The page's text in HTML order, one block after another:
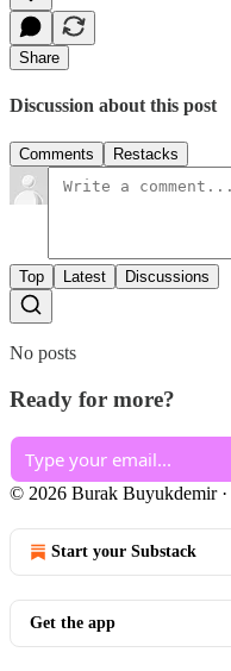
Share
Discussion about this post
Comments Restacks
Top Latest Discussions
No posts
Ready for more?
© 2026 Burak Buyukdemir·
Start your Substack
Get the app